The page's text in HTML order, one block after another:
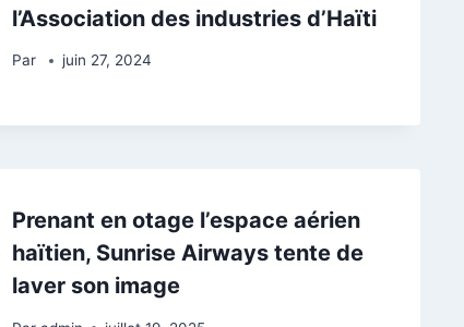
l’Association des industries d’Haïti
Par juin 27, 2024
Prenant en otage l’espace aérien
haïtien, Sunrise Airways tente de
laver son image